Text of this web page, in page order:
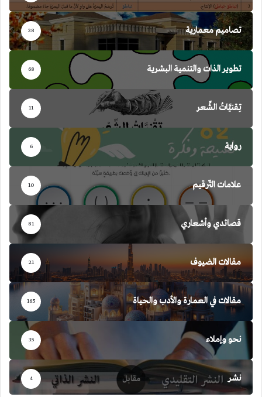
تصاميم معمارية 28
تطوير الذات والتنمية البشرية 68
تِقنيَّاتُ الشِّعر 11
رواية 6
علامات التّرقيم 10
قصائدي وأشعاري 81
مقالات الضيوف 21
مقالات في العمارة والأدب والحياة 165
نحو وإملاء 35
نشر 4